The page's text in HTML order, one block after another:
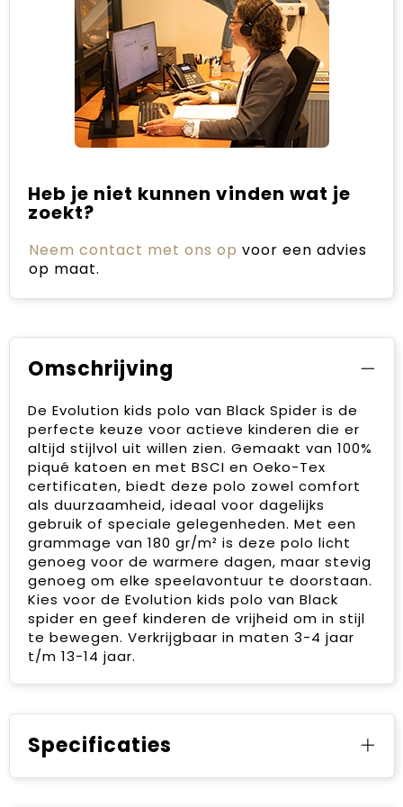
Heb je niet kunnen vinden wat je
zoekt?
Neem contact met ons op voor een advies
op maat.
Omschrijving
De Evolution kids polo van Black Spider is de
perfecte keuze voor actieve kinderen die er
altijd stijlvol uit willen zien. Gemaakt van 100%
piqué katoen en met BSCI en Oeko-Tex
certificaten, biedt deze polo zowel comfort
als duurzaamheid, ideaal voor dagelijks
gebruik of speciale gelegenheden. Met een
grammage van 180 gr/m² is deze polo licht
genoeg voor de warmere dagen, maar stevig
genoeg om elke speelavontuur te doorstaan.
Kies voor de Evolution kids polo van Black
spider en geef kinderen de vrijheid om in stijl
te bewegen. Verkrijgbaar in maten 3-4 jaar
t/m 13-14 jaar.
Specificaties